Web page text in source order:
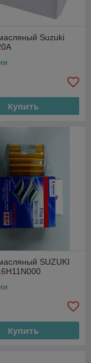
Suzuki
Купить
SUZUKI
Купить